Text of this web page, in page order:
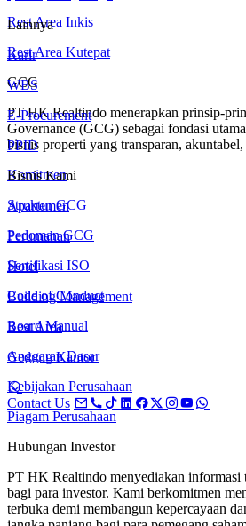
Rest Area Inkis
Rest Area Kutepat
GCG
PT HK Realtindo menerapkan prinsip-
Governance (GCG) sebagai fondasi
bisnis properti yang transparan,
Komitmen
Struktur GCG
Pedoman GCG
Sertifikasi ISO
Code of Conduct
Board Manual
Anggaran Dasar
Kebijakan Perusahaan
Piagam Perusahaan
Hubungan Investor
PT HK Realtindo menyediakan informasi
bagi para investor. Kami berkomitmen
terbuka demi membangun kepercayaan
Lainnya
Karir
WBS
E-Procurement
PPID
Bisnis Kami
Apartemen
Perumahan
Hotel
Building Management
Rest Area
Gedung Kantor
Contact Us